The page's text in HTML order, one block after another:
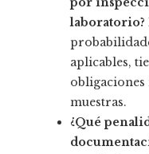
laboratorio?
aplicables,
obligaciones
muestras.
¿Qué